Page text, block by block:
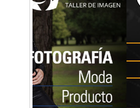
Música, teatro, yoga,
Conocé todos los talleres
disfrutar en la Zona Oeste